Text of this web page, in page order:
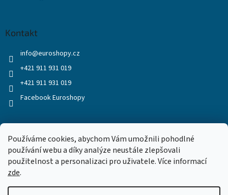
Používáme cookies, abychom Vám umožnili pohodlné
používání webu a díky analýze neustále zlepšovali
použitelnost a personalizaci pro uživatele. Více informací
zde.
Kontakt
info@euroshopy.cz
+421 911 931 019
+421 911 931 019
Facebook Euroshopy